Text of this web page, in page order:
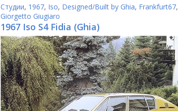
Студии, 1967, Iso, Designed/Built by Ghia, Frankfurt67,
Giorgetto Giugiaro
1967 Iso S4 Fidia (Ghia)